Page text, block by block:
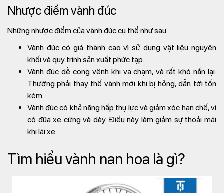
Nhược điểm vành đúc
Những nhược điểm của vành đúc cụ thể như sau:
Vành đúc có giá thành cao vì sử dụng vật liệu nguyên
khối và quy trình sản xuất phức tạp.
Vành đúc dễ cong vênh khi va chạm, và rất khó nắn lại.
Thường phải thay thế vành mới khi bị hỏng, dẫn tới tốn
kém.
Vành đúc có khả năng hấp thụ lực và giảm xóc hạn chế, vì
có đũa xe cứng và dày. Điều này làm giảm sự thoải mái
khi lái xe.
Tìm hiểu vành nan hoa là gì?